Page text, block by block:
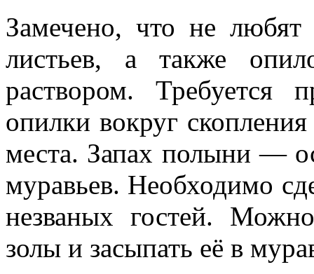
Замечено, что не
листьев, а также
раствором. Требуется
опилки вокруг
места. Запах полыни —
муравьев. Необходимо
незваных гостей.
золы и засыпать её в